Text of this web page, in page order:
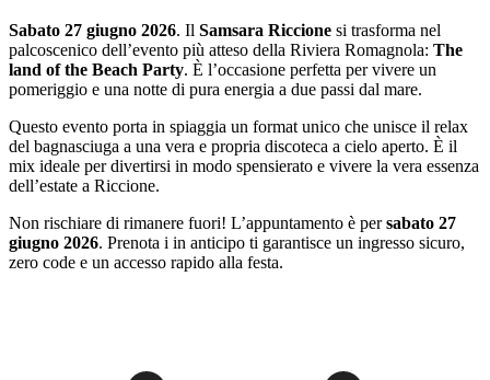
Sabato 27 giugno 2026. Il Samsara Riccione si trasforma nel
palcoscenico dell’evento più atteso della Riviera Romagnola: The
land of the Beach Party. È l’occasione perfetta per vivere un
pomeriggio e una notte di pura energia a due passi dal mare.
Questo evento porta in spiaggia un format unico che unisce il relax
del bagnasciuga a una vera e propria discoteca a cielo aperto. È il
mix ideale per divertirsi in modo spensierato e vivere la vera essenza
dell’estate a Riccione.
Non rischiare di rimanere fuori! L’appuntamento è persabato 27
giugno 2026. Prenota i in anticipo ti garantisce un ingresso sicuro,
zero code e un accesso rapido alla festa.